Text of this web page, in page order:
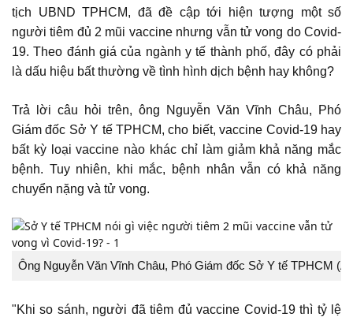
tịch UBND TPHCM, đã đề cập tới hiện tượng một số
người tiêm đủ 2 mũi vaccine nhưng vẫn tử vong do Covid-
19. Theo đánh giá của ngành y tế thành phố, đây có phải
là dấu hiệu bất thường về tình hình dịch bệnh hay không?
Trả lời câu hỏi trên, ông Nguyễn Văn Vĩnh Châu, Phó
Giám đốc Sở Y tế TPHCM, cho biết, vaccine Covid-19 hay
bất kỳ loại vaccine nào khác chỉ làm giảm khả năng mắc
bệnh. Tuy nhiên, khi mắc, bệnh nhân vẫn có khả năng
chuyển nặng và tử vong.
Ông Nguyễn Văn Vĩnh Châu, Phó Giám đốc Sở Y tế TPHCM
"Khi so sánh, người đã tiêm đủ vaccine Covid-19 thì tỷ lệ